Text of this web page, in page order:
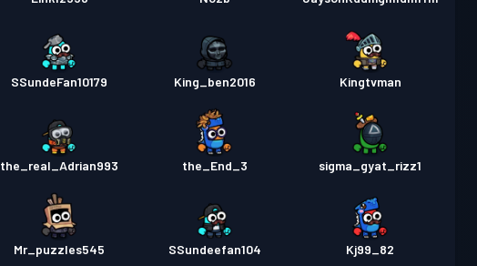
SSundeFan10179 King_ben2016 Kingtvman
the_real_Adrian993 the_End_3 sigma_gyat_rizz1
Mr_puzzles545 SSundeefan104 Kj99_82